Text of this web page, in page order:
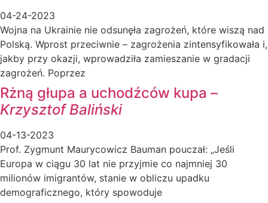
04-24-2023
Wojna na Ukrainie nie odsunęła zagrożeń, które wiszą nad
Polską. Wprost przeciwnie – zagrożenia zintensyfikowała i,
jakby przy okazji, wprowadziła zamieszanie w gradacji
zagrożeń. Poprzez
Rżną głupa a uchodźców kupa –
Krzysztof Baliński
04-13-2023
Prof. Zygmunt Maurycowicz Bauman pouczał: „Jeśli
Europa w ciągu 30 lat nie przyjmie co najmniej 30
milionów imigrantów, stanie w obliczu upadku
demograficznego, który spowoduje